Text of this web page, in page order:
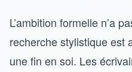
L’ambition formelle n’a
recherche stylistique est
une fin en soi. Les